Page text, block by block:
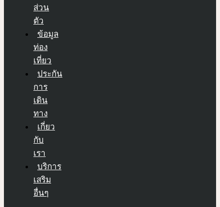
ส่วน
ตัว
ข้อมูล
ท่อง
เที่ยว
ประกัน
การ
เดิน
ทาง
เกี่ยว
กับ
เรา
บริการ
เสริม
อื่นๆ